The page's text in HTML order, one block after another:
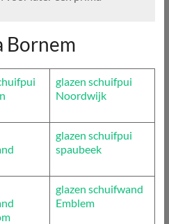
Bornem
glazen schuifpui
Noordwijk
glazen schuifpui
spaubeek
glazen schuifwand
Emblem